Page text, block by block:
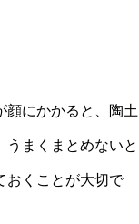
顔にかかると、陶土
まくまとめないと
おくことが大切で